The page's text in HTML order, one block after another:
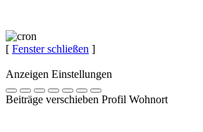
[ Fenster schließen ]
Anzeigen Einstellungen
Beiträge verschieben Profil Wohnort